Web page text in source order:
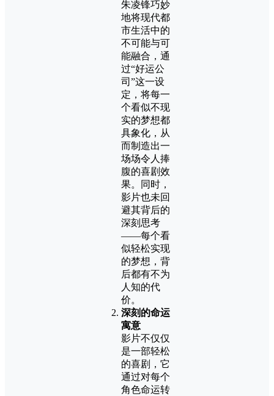
朱凌锋巧妙
地将现代都
市生活中的
不可能与可
能融合，通
过“好运公
司”这一设
定，将每一
个看似不现
实的梦想都
具象化，从
而制造出一
场场令人捧
腹的喜剧效
果。同时，
影片也未回
避其背后的
深刻思考
——每个看
似轻松实现
的梦想，背
后都有不为
人知的代
价。
深刻的命运
寓意
影片不仅仅
是一部轻松
的喜剧，它
通过对每个
角色命运转